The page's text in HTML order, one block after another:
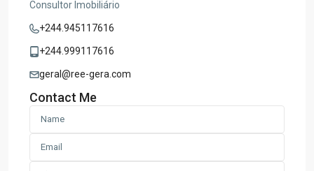
Consultor Imobiliário
+244.945117616
+244.999117616
geral@ree-gera.com
Contact Me